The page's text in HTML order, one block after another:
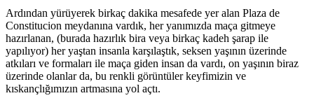
Ardından yürüyerek birkaç dakika mesafede yer alan Plaza de
Constitucion meydanına vardık, her yanımızda maça gitmeye
hazırlanan, (burada hazırlık bira veya birkaç kadeh şarap ile
yapılıyor) her yaştan insanla karşılaştık, seksen yaşının üzerinde
atkıları ve formaları ile maça giden insan da vardı, on yaşının biraz
üzerinde olanlar da, bu renkli görüntüler keyfimizin ve
kıskançlığımızın artmasına yol açtı.